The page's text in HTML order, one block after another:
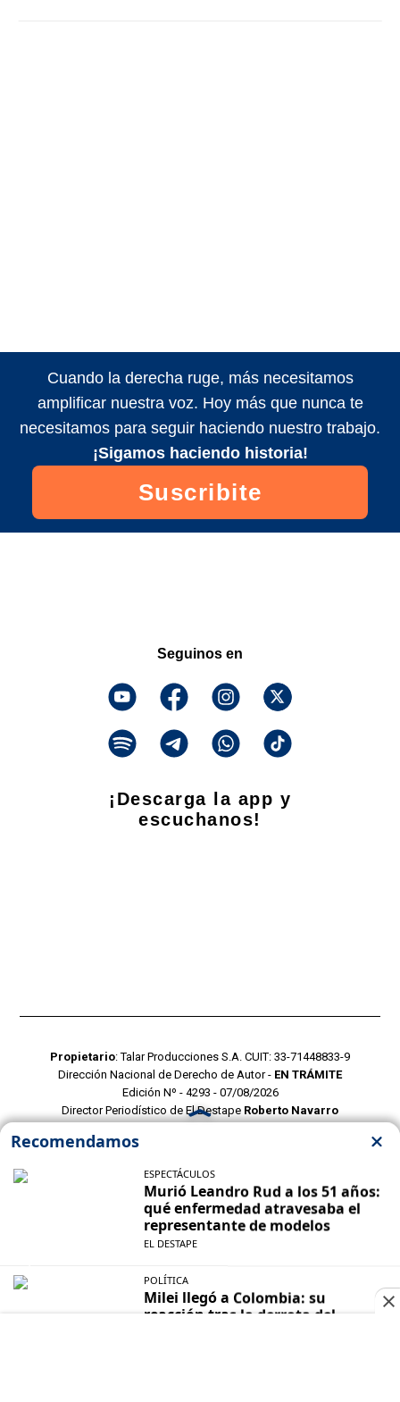
Cuando la derecha ruge, más necesitamos
amplificar nuestra voz. Hoy más que nunca te
necesitamos para seguir haciendo nuestro trabajo.
¡Sigamos haciendo historia!
Suscribite
Seguinos en
¡Descarga la app y
escuchanos!
Propietario: Talar Producciones S.A. CUIT: 33-71448833-9
Dirección Nacional de Derecho de Autor - EN TRÁMITE
Edición Nº - 4293 - 07/08/2026
Director Periodístico de El Destape Roberto Navarro
POLITICAS DE PRIVACIDAD
CONTACTO COMERCIAL
CONTACTO EDITORIAL
Mustang Cloud- CMS para portales de noticias